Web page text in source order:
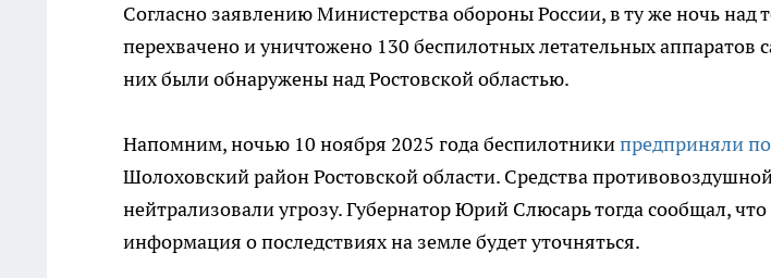
Согласно заявлению Министерства обороны России, в ту же ночь над
перехвачено и уничтожено 130 беспилотных летательных аппаратов
них были обнаружены над Ростовской областью.
Напомним, ночью 10 ноября 2025 года беспилотникипредприняли
Шолоховский район Ростовской области. Средства
нейтрализовали угрозу. Губернатор Юрий Слюсарь тогда сообщал,
информация о последствиях на земле будет уточняться.